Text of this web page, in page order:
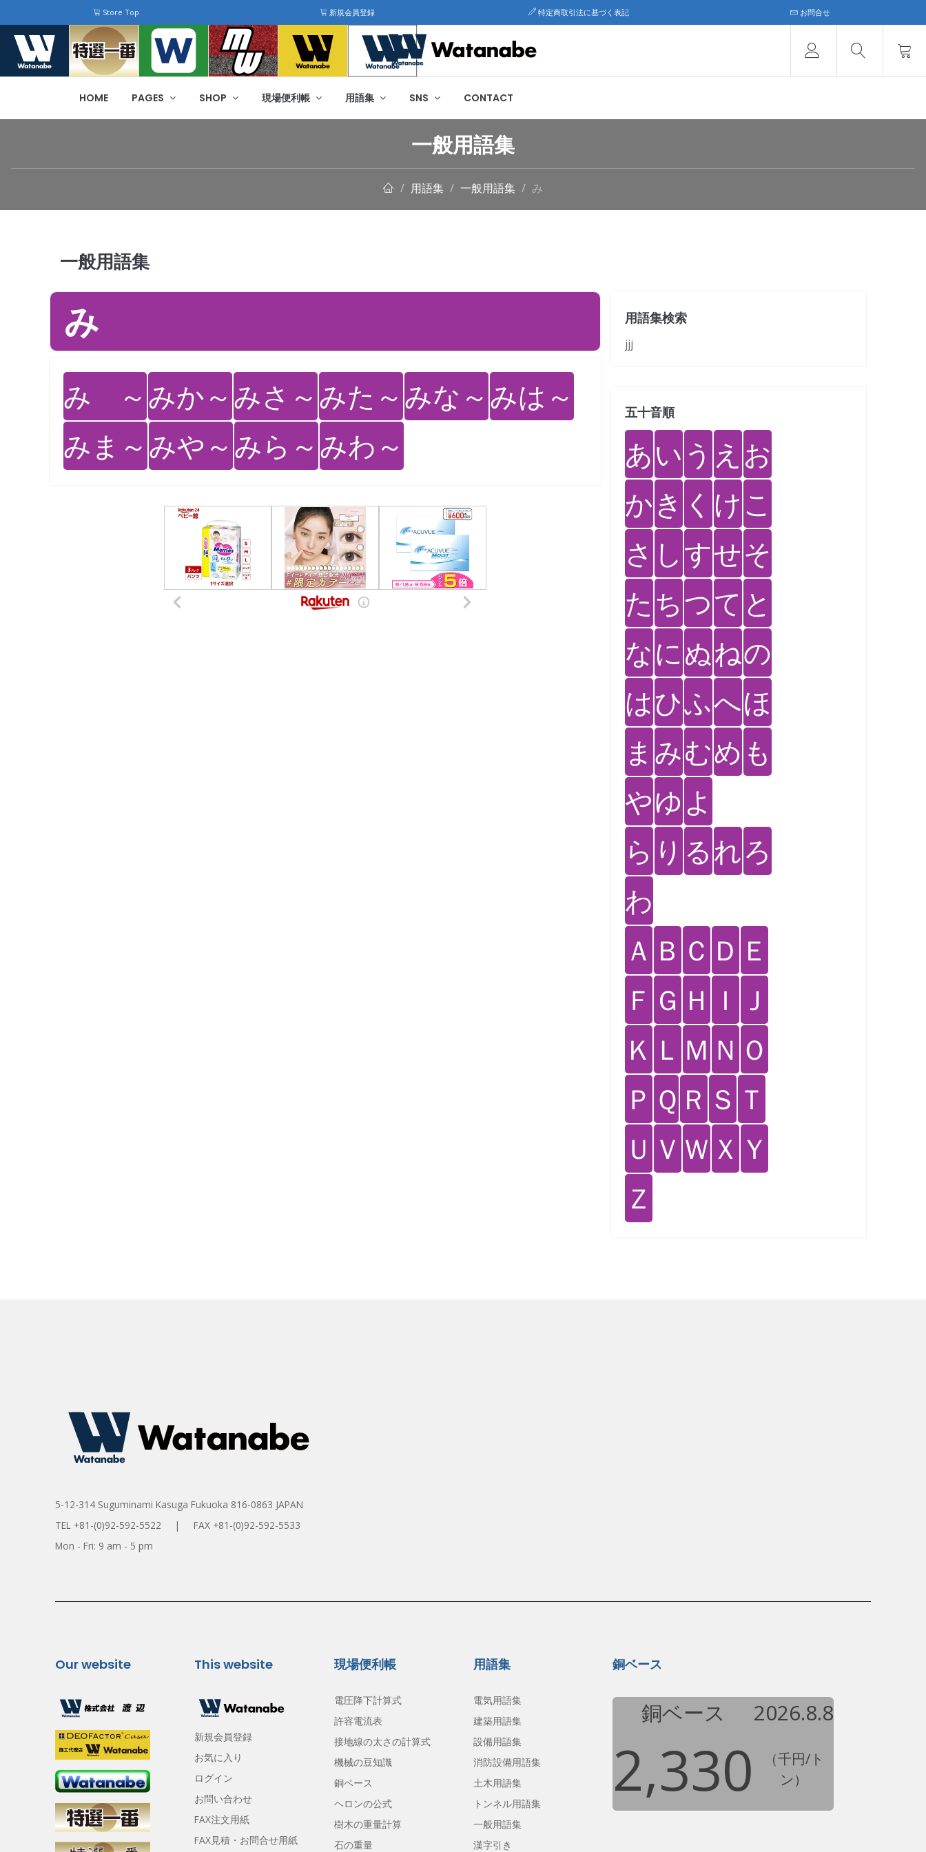
Store Top 新規会員登録 特定商取引法に基づく表記 お問合せ
HOME PAGES SHOP 現場便利帳 用語集 SNS CONTACT
一般用語集
用語集 一般用語集 み
一般用語集
み
み ～ みか～ みさ～ みた～ みな～ みは～
みま～ みや～ みら～ みわ～
用語集検索
jjj
五十音順
あい う え お
かき く けこ
さ しすせそ
た ちつて と
なにぬねの
はひふへほ
ま みむめ も
やゆ よ
ら り るれろ
わ
Ａ Ｂ Ｃ Ｄ Ｅ
Ｆ Ｇ Ｈ Ｉ Ｊ
Ｋ Ｌ Ｍ Ｎ Ｏ
Ｐ Ｑ Ｒ Ｓ Ｔ
Ｕ Ｖ Ｗ Ｘ Ｙ
Ｚ
5-12-314 Suguminami Kasuga Fukuoka 816-0863 JAPAN
TEL +81-(0)92-592-5522 | FAX +81-(0)92-592-5533
Mon - Fri: 9 am - 5 pm
Our website This website
新規会員登録
お気に入り
ログイン
お問い合わせ
FAX注文用紙
FAX見積・お問合せ用紙
現場便利帳
電圧降下計算式
許容電流表
接地線の太さの計算式
機械の豆知識
銅ベース
ヘロンの公式
樹木の重量計算
石の重量
用語集
電気用語集
建築用語集
設備用語集
消防設備用語集
土木用語集
トンネル用語集
一般用語集
漢字引き
銅ベース
銅ベース 2026.8.8
2,330
（千円/ト
ン）